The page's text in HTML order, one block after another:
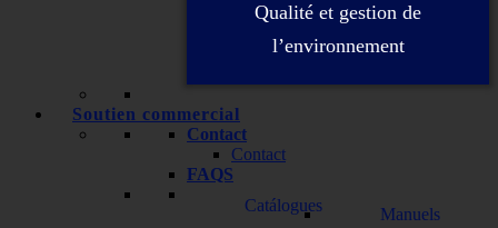
Qualité et gestion de
l’environnement
Soutien commercial
Contact
Contact
FAQS
Catálogues
Manuels